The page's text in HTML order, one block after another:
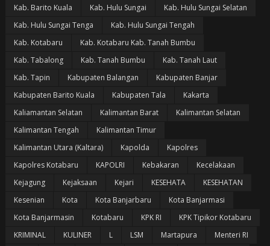
Kab. Barito Kuala
Kab. Hulu Sungai
Kab. Hulu Sungai Selatan
Kab. Hulu Sungai Tenga
Kab. Hulu Sungai Tengah
Kab. Kotabaru
Kab. Kotabaru Kab. Tanah Bumbu
Kab. Tabalong
Kab. Tanah Bumbu
Kab. Tanah Laut
Kab. Tapin
Kabupaten Balangan
Kabupaten Banjar
Kabupaten Barito Kuala
Kabupaten Tala
Kakarta
Kaliamantan Selatan
Kalimantan Barat
Kalimantan Selatan
Kalimantan Tengah
Kalimantan Timur
Kalimantan Utara (Kaltara)
Kapolda
Kapolres
Kapolres Kotabaru
KAPOLRI Kebakaran
Kecelakaan
Kejagung
Kejaksaan Kejari KESEHATA
KESEHATAN
Kesenian
Kota Kota Banjarbaru
Kota Banjarmasi
Kota Banjarmasin
Kotabaru KPK RI
KPK Tipikor Kotabaru
KRIMINAL
KULINER L LSM Martapura
Menteri RI